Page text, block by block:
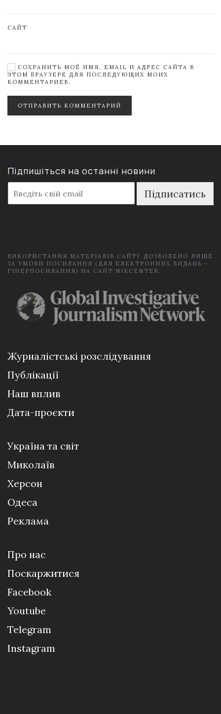
САЙТ
СОХРАНИТЬ МОЁ ИМЯ, EMAIL И АДРЕС САЙТА В
ЭТОМ БРАУЗЕРЕ ДЛЯ ПОСЛЕДУЮЩИХ МОИХ
КОММЕНТАРИЕВ.
ОТПРАВИТЬ КОММЕНТАРИЙ
Підпишіться на останні новини
m
a
Підписатись
ВИКОРИСТАННЯ МАТЕРІАЛІВ САЙТУ ДОЗВОЛЕНО ЛИШЕ
ЗА УМОВИ ПОСИЛАННЯ (ДЛЯ ЕЛЕКТРОННИХ ВИДАНЬ -
ГІПЕРПОСИЛАННЯ) НА САЙТ NIKCENTER.
Журналістські розслідування
Публікації
Наш вплив
Дата-проєкти
Україна та світ
Миколаїв
Херсон
Одеса
Реклама
Про нас
Поскаржитися
Facebook
Youtube
Telegram
Instagram